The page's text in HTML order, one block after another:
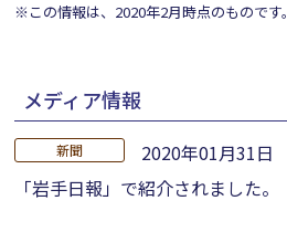
※この情報は、2020年2月時点のものです。
メディア情報
新聞
2020年01月31日
「岩手日報」で紹介されました。